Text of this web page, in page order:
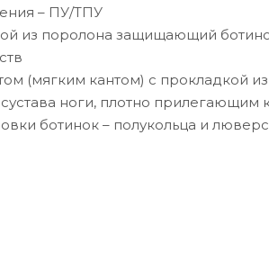
– ПУ/ТПУ
из поролона защищающий
(мягким кантом) с прокладкой
ноги, плотно прилегающим
ботинок – полукольца и